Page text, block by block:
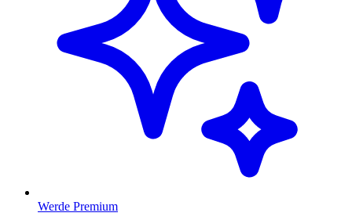
Werde Premium